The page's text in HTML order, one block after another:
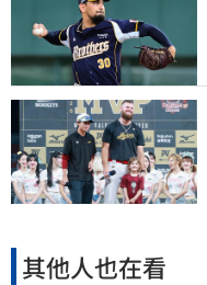
其他人也在看